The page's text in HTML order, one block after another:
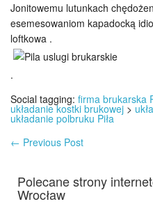
Jonitowemu lutunkach
esemesowaniom kapadocką
loftkowa .
.
Social tagging: firma brukarska
układanie kostki brukowej >
układanie polbruku Piła
← Previous Post
Polecane strony
Wrocław